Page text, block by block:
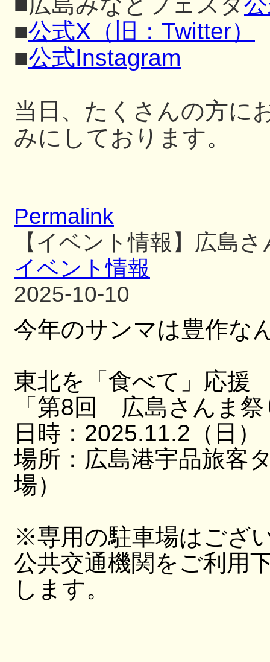
■公式X（旧：Twitter）
■公式Instagram
当日、たくさんの方に
みにしております。
Permalink
【イベント情報】広島
イベント情報
2025-10-10
今年のサンマは豊作な
東北を「食べて」応援
「第8回 広島さんま祭
日時：2025.11.2（日
場所：広島港宇品旅客
場）
※専用の駐車場はござ
公共交通機関をご利用
します。